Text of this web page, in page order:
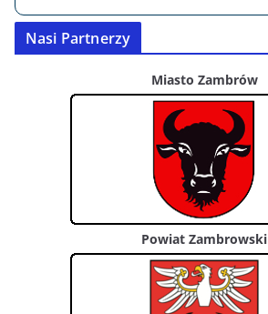
Nasi Partnerzy
Miasto Zambrów
Powiat Zambrowski